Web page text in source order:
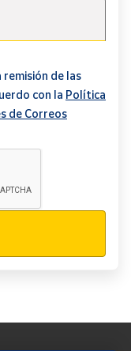
de las
con la Política
de Correos